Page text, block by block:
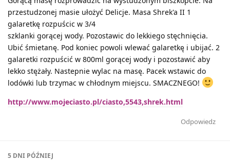
przestudzonej masie ułożyć Delicje. Masa Shrek'a II 1
galaretkę rozpuścic w 3/4
szklanki gorącej wody. Pozostawic do lekkiego stęchnięcia.
Ubić śmietanę. Pod koniec powoli wlewać galaretkę i ubijać. 2
galaretki rozpuścić w 800ml gorącej wody i pozostawić aby
lekko stężały. Nastepnie wylac na masę. Pacek wstawic do
lodówki lub trzymac w chłodnym miejscu. SMACZNEGO!
http://www.mojeciasto.pl/ciasto,5543,shrek.html
Odpowiedz
5 DNI PÓŹNIEJ